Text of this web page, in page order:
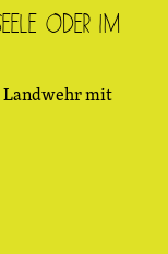
oder im
Landwehr mit